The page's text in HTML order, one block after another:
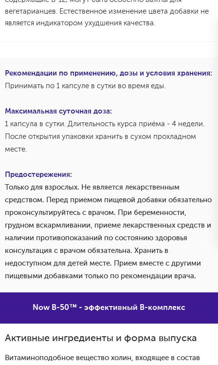
вегетарианцев. Естественное изменение цвета добавки не
является индикатором ухудшения качества.
Рекомендации по применению, дозы и условия хранения:
Принимать по 1 капсуле в сутки во время еды.
Максимальная суточная доза:
1 капсула в сутки. Длительность курса приёма - 4 недели.
После открытия упаковки хранить в сухом прохладном
месте.
Предостережения:
Только для взрослых. Не является лекарственным
средством. Перед приемом пищевой добавки обязательно
проконсультируйтесь с врачом. При беременности,
грудном вскармливании, приеме лекарственных средств и
наличии противопоказаний по состоянию здоровья
консультация с врачом обязательна. Хранить в
недоступном для детей месте. Прием вместе с другими
пищевыми добавками только по рекомендации врача.
Now В-50™ - эффективный В-комплекс
Активные ингредиенты и форма выпуска
Витаминоподобное вещество холин, входящее в состав